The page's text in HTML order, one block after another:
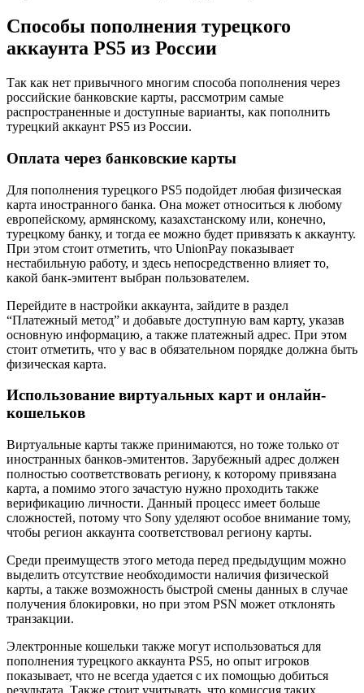
Способы пополнения турецкого
аккаунта PS5 из России
Так как нет привычного многим способа пополнения через
российские банковские карты, рассмотрим самые
распространенные и доступные варианты, как пополнить
турецкий аккаунт PS5 из России.
Оплата через банковские карты
Для пополнения турецкого PS5 подойдет любая физическая
карта иностранного банка. Она может относиться к любому
европейскому, армянскому, казахстанскому или, конечно,
турецкому банку, и тогда ее можно будет привязать к аккаунту.
При этом стоит отметить, что UnionPay показывает
нестабильную работу, и здесь непосредственно влияет то,
какой банк-эмитент выбран пользователем.
Перейдите в настройки аккаунта, зайдите в раздел
“Платежный метод” и добавьте доступную вам карту, указав
основную информацию, а также платежный адрес. При этом
стоит отметить, что у вас в обязательном порядке должна быть
физическая карта.
Использование виртуальных карт и онлайн-
кошельков
Виртуальные карты также принимаются, но тоже только от
иностранных банков-эмитентов. Зарубежный адрес должен
полностью соответствовать региону, к которому привязана
карта, а помимо этого зачастую нужно проходить также
верификацию личности. Данный процесс имеет больше
сложностей, потому что Sony уделяют особое внимание тому,
чтобы регион аккаунта соответствовал региону карты.
Среди преимуществ этого метода перед предыдущим можно
выделить отсутствие необходимости наличия физической
карты, а также возможность быстрой смены данных в случае
получения блокировки, но при этом PSN может отклонять
транзакции.
Электронные кошельки также могут использоваться для
пополнения турецкого аккаунта PS5, но опыт игроков
показывает, что не всегда удается с их помощью добиться